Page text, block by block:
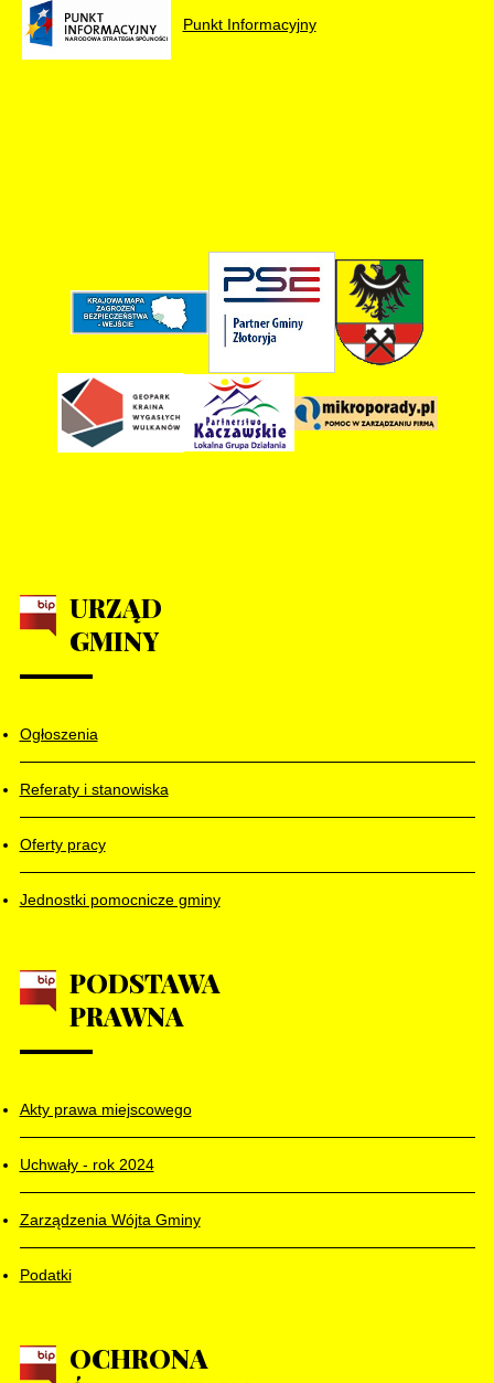
Punkt Informacyjny
URZĄD
GMINY
Ogłoszenia
Referaty i stanowiska
Oferty pracy
Jednostki pomocnicze gminy
PODSTAWA
PRAWNA
Akty prawa miejscowego
Uchwały - rok 2024
Zarządzenia Wójta Gminy
Podatki
OCHRONA